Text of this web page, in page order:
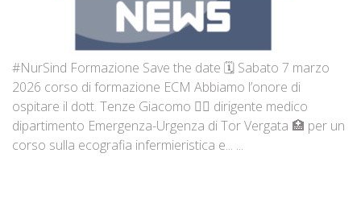
#NurSind Formazione Save the date 🗓️ Sabato 7 marzo
2026 corso di formazione ECM Abbiamo l’onore di
ospitare il dott. Tenze Giacomo 👨‍⚕️ dirigente medico
dipartimento Emergenza-Urgenza di Tor Vergata 🏥 per un
corso sulla ecografia infermieristica e... ...